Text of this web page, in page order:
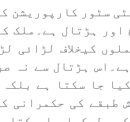
سٹور کارپوریشن
اور ہڑتال ہے۔ملک
کیخلاف لڑائی
ہڑتال سے نہ
جا سکتا ہے
طبقے کی حکمرانی